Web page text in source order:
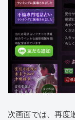
次画面では、再度